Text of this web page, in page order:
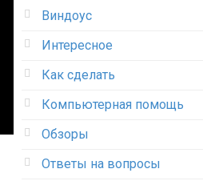
Виндоус
Интересное
Как сделать
Компьютерная помощь
Обзоры
Ответы на вопросы